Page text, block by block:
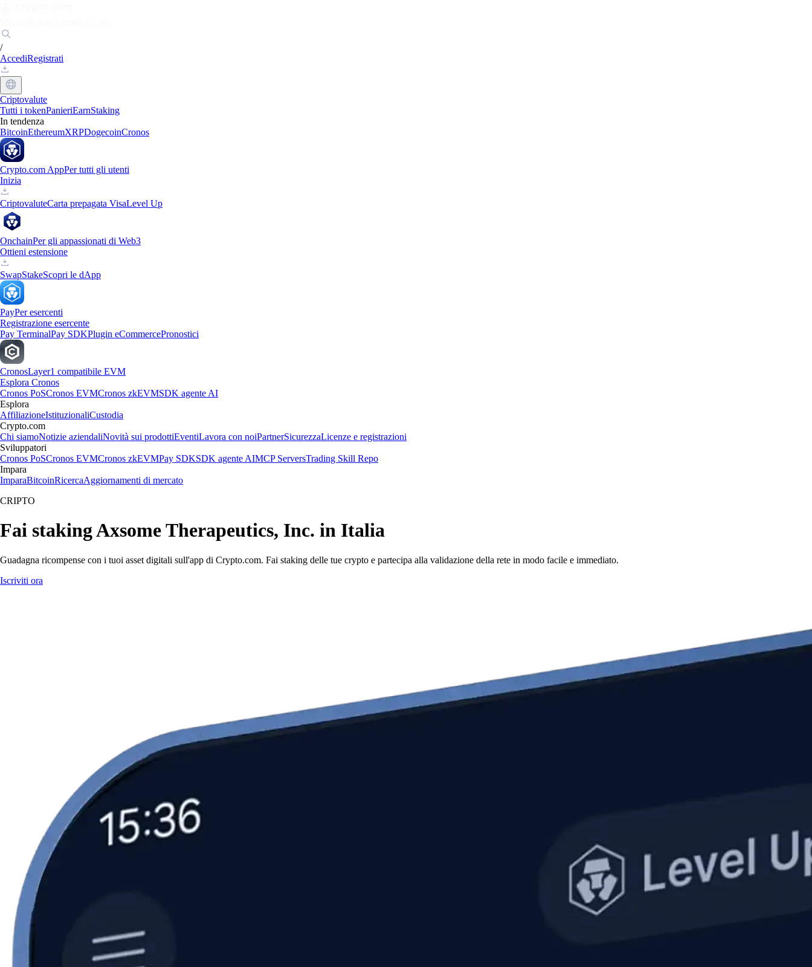
/
AccediRegistrati
Criptovalute
Tutti i tokenPanieriEarnStaking
In tendenza
BitcoinEthereumXRPDogecoinCronos
Crypto.com AppPer tutti gli utenti
Inizia
CriptovaluteCarta prepagata VisaLevel Up
OnchainPer gli appassionati di Web3
Ottieni estensione
SwapStakeScopri le dApp
PayPer esercenti
Registrazione esercente
Pay TerminalPay SDKPlugin eCommercePronostici
CronosLayer1 compatibile EVM
Esplora Cronos
Cronos PoSCronos EVMCronos zkEVMSDK agente AI
Esplora
AffiliazioneIstituzionaliCustodia
Crypto.com
Chi siamoNotizie aziendaliNovità sui prodottiEventiLavora con noiPartnerSicurezzaLicenze e registrazioni
Sviluppatori
Cronos PoSCronos EVMCronos zkEVMPay SDKSDK agente AIMCP ServersTrading Skill Repo
Impara
ImparaBitcoinRicercaAggiornamenti di mercato
CRIPTO
Fai staking Axsome Therapeutics, Inc. in Italia
Guadagna ricompense con i tuoi asset digitali sull'app di Crypto.com. Fai staking delle tue crypto e partecipa alla validazione della rete in modo facile e immediato.
Iscriviti ora